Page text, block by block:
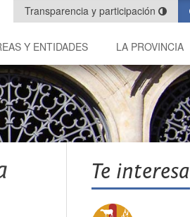
Transparencia y participación
Y ENTIDADES LA PROVINCIA
Te interesa